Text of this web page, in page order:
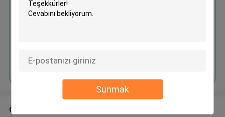
Sunmak
Devam et
Önerilen Ürünler